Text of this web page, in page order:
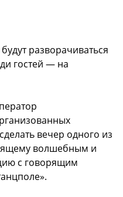
разворачиваться
гостей — на
вечер одного из
волшебным и
с говорящим